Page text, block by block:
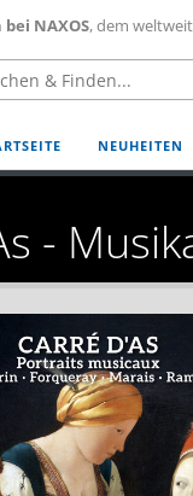
NAXOS, dem
NEUHEITEN
-